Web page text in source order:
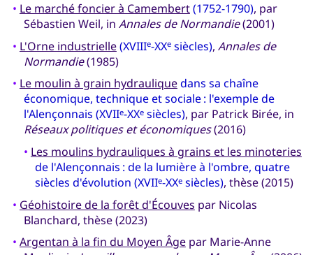
• Le marché foncier à Camembert(1752-1790), par
Sébastien Weil, in Annales de Normandie(2001)
• L'Orne industrielle(XVIIIe-XXesiècles), Annales de
Normandie(1985)
• Le moulin à grain hydrauliquedans sa chaîne
économique, technique et sociale : l'exemple de
l'Alençonnais (XVIIe-XXesiècles), par Patrick Birée, in
Réseaux politiques et économiques(2016)
• Les moulins hydrauliques à grains et les minoteries
de l'Alençonnais : de la lumière à l'ombre, quatre
siècles d'évolution (XVIIe-XXesiècles), thèse (2015)
• Géohistoire de la forêt d'Écouves par Nicolas
Blanchard, thèse (2023)
• Argentan à la fin du Moyen Âgepar Marie-Anne